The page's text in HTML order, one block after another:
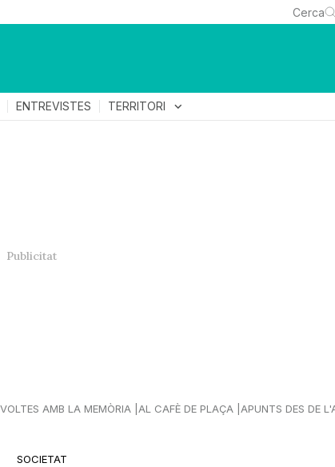
Cerca
ENTREVISTES TERRITORI expand_more
AMB LA MEMÒRIA AL CAFÈ DE PLAÇA APUNTS DES DE
SOCIETAT